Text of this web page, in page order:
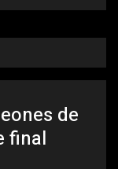
de
final